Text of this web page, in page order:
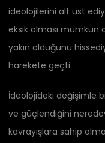
ideolojilerini alt üst
eksik olması mümkün
yakın olduğunu
harekete geçti.
İdeolojideki değişimle
ve güçlendiğini
kavrayışlara sahip